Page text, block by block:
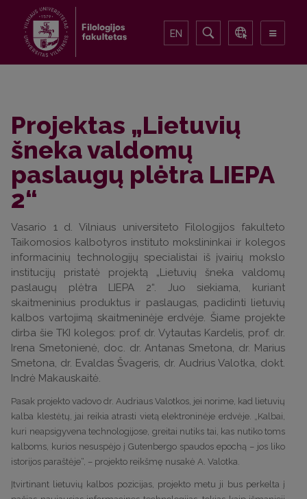
EN
Projektas „Lietuvių
šneka valdomų
paslaugų plėtra LIEPA
2“
Vasario 1 d. Vilniaus universiteto Filologijos fakulteto
Taikomosios kalbotyros instituto mokslininkai ir kolegos
informacinių technologijų specialistai iš įvairių mokslo
institucijų pristatė projektą „Lietuvių šneka valdomų
paslaugų plėtra LIEPA 2“. Juo siekiama, kuriant
skaitmeninius produktus ir paslaugas, padidinti lietuvių
kalbos vartojimą skaitmeninėje erdvėje. Šiame projekte
dirba šie TKI kolegos: prof. dr. Vytautas Kardelis, prof. dr.
Irena Smetonienė, doc. dr. Antanas Smetona, dr. Marius
Smetona, dr. Evaldas Švageris, dr. Audrius Valotka, dokt.
Indrė Makauskaitė.
Pasak projekto vadovo dr. Audriaus Valotkos, jei norime, kad lietuvių
kalba klestėtų, jai reikia atrasti vietą elektroninėje erdvėje. „Kalbai,
kuri neapsigyvena technologijose, greitai nutiks tai, kas nutiko toms
kalboms, kurios nesuspėjo į Gutenbergo spaudos epochą – jos liko
istorijos paraštėje“, – projekto reikšmę nusakė A. Valotka.
Įtvirtinant lietuvių kalbos pozicijas, projekto metu ji bus perkelta į